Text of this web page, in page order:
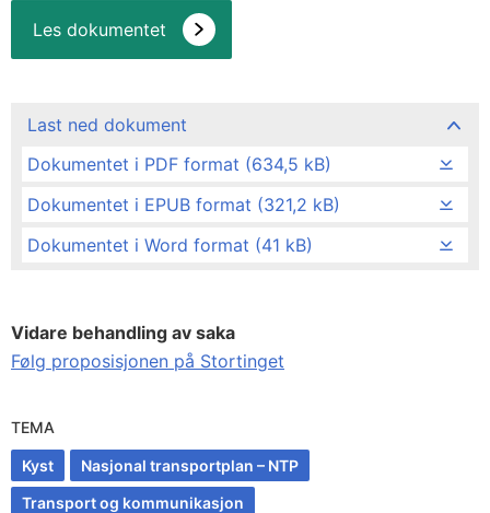
Les dokumentet
Last ned dokument
Dokumentet i PDF format (634,5 kB)
Dokumentet i EPUB format (321,2 kB)
Dokumentet i Word format (41 kB)
Vidare behandling av saka
Følg proposisjonen på Stortinget
TEMA
Kyst
Nasjonal transportplan – NTP
Transport og kommunikasjon